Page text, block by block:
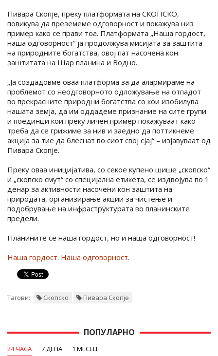
Пивара Скопје, преку платформата на СКОПСКО,
повикува да преземеме одговорност и покажува низ
пример како се прави тоа. Платформата „Наша гордост,
наша одговорност“ ја продолжува мисијата за заштита
на природните богатства, овој пат насочена кон
заштитата на Шар планина и Водно.
„Ја создадовме оваа платформа за да алармираме на
проблемот со неодговорното одложување на отпадот
во прекрасните природни богатства со кои изобилува
нашата земја, да им оддадеме признание на сите групи
и поединци кои преку личен пример покажуваат како
треба да се грижиме за нив и заедно да поттикнеме
акција за тие да блеснат во сиот свој сјај“ – изјавуваат од
Пивара Скопје.
Преку оваа иницијатива, со секое купено шише „скопско“
и „скопско смут“ со специјална етикета, се издвојува по 1
денар за активности насочени кон заштита на
природата, организирање акции за чистење и
подобрување на инфраструктурата во планинските
предели.
Планините се наша гордост, но и наша одговорност!
Наша гордост. Наша одговорност.
Тагови: Скопско Пивара Скопје
ПОПУЛАРНО
24 ЧАСА 7 ДЕНА 1 МЕСЕЦ